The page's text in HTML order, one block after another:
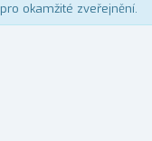
pro okamžité zveřejnění.